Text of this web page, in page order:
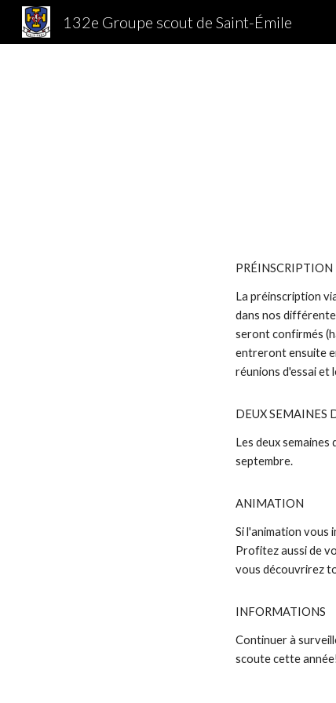
132e Groupe scout de Saint-Émile
PRÉINSCRIPTION
La préinscription
dans nos
seront confirmés
entreront ensuite
réunions d'essai et
DEUX SEMAINES
Les deux
septembre.
ANIMATION
Si l'animation vous
Profitez aussi de
vous découvrirez
INFORMATIONS
Continuer à
scoute cette